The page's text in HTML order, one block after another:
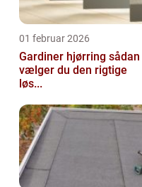
01 februar 2026
Gardiner hjørring sådan
vælger du den rigtige
løs...